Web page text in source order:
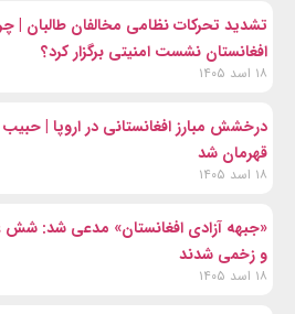
تشدید تحرکات نظامی مخالفان طالبان |
افغانستان نشست امنیتی برگزار کرد؟
۱۸ اسد ۱۴۰۵
درخشش مبارز افغانستانی در اروپا |
قهرمان شد
۱۸ اسد ۱۴۰۵
«جبهه آزادی افغانستان» مدعی شد: شش
و زخمی شدند
۱۸ اسد ۱۴۰۵